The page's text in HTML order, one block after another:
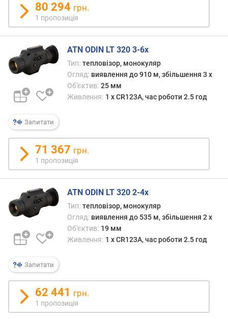
б
ш
е
н
н
я
x
)
п
о
л
з
о
р
н
а
і
д
с
т
а
80 294 грн.
1 пропозиція
Запитати
ATN ODIN LT 320 3-6x
Тип: тепловізор, монокуляр
Огляд: виявлення до 910 м, збільшення 3 x
Об'єктив: 25 мм
Живлення: 1 x CR123A, час роботи 2.5 год
71 367 грн.
1 пропозиція
Запитати
ATN ODIN LT 320 2-4x
Тип: тепловізор, монокуляр
Огляд: виявлення до 535 м, збільшення 2 x
Об'єктив: 19 мм
Живлення: 1 x CR123A, час роботи 2.5 год
62 441 грн.
1 пропозиція